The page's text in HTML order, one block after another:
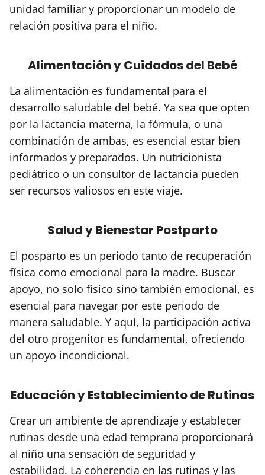
unidad familiar y proporcionar un modelo de
relación positiva para el niño.
Alimentación y Cuidados del Bebé
La alimentación es fundamental para el
desarrollo saludable del bebé. Ya sea que opten
por la lactancia materna, la fórmula, o una
combinación de ambas, es esencial estar bien
informados y preparados. Un nutricionista
pediátrico o un consultor de lactancia pueden
ser recursos valiosos en este viaje.
Salud y Bienestar Postparto
El posparto es un periodo tanto de recuperación
física como emocional para la madre. Buscar
apoyo, no solo físico sino también emocional, es
esencial para navegar por este periodo de
manera saludable. Y aquí, la participación activa
del otro progenitor es fundamental, ofreciendo
un apoyo incondicional.
Educación y Establecimiento de Rutinas
Crear un ambiente de aprendizaje y establecer
rutinas desde una edad temprana proporcionará
al niño una sensación de seguridad y
estabilidad. La coherencia en las rutinas y las